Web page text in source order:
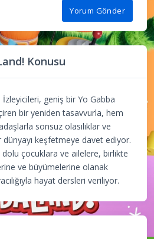
Yorum Gönder
Konusu
geniş bir Yo Gabba
bir yeniden tasavvurla, hem
sonsuz olasılıklar ve
keşfetmeye davet ediyor.
çocuklara ve ailelere, birlikte
ve büyümelerine olanak
hayat dersleri veriliyor.